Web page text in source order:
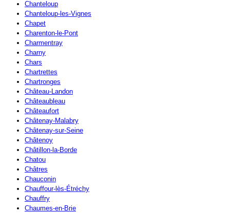
Chanteloup
Chanteloup-les-Vignes
Chapet
Charenton-le-Pont
Charmentray
Charny
Chars
Chartrettes
Chartronges
Château-Landon
Châteaubleau
Châteaufort
Châtenay-Malabry
Châtenay-sur-Seine
Châtenoy
Châtillon-la-Borde
Chatou
Châtres
Chauconin
Chauffour-lès-Étréchy
Chauffry
Chaumes-en-Brie